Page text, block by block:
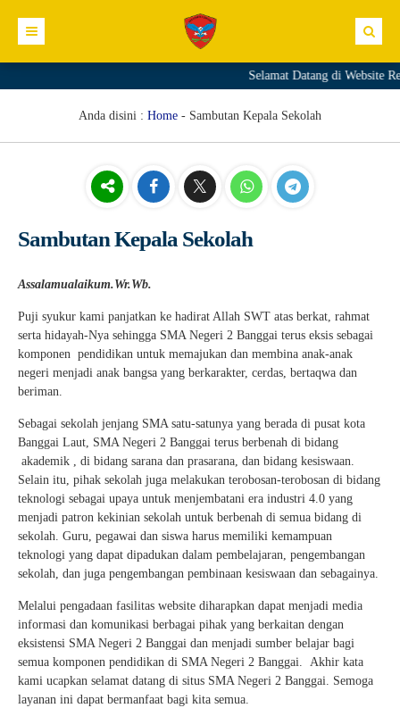
Sambutan Kepala Sekolah
Sejarah Sekolah
Visi Sekolah
Struktur Organisasi
Komite Sekolah
Fasilitas
GTK
Kurikulum
Materi+Tugas
Galeri
Ekskul
Pengumuman
Agenda
Blog
Editorial
Link
E.GTK
Dapodik PTK
SIM PKB
Merdeka Mengajar
Guru Belajar
Guru Berbagi
Info Gtk
Selamat Datang di Website
Anda disini : Home - Sambutan Kepala Sekolah
Sambutan Kepala Sekolah
Assalamualaikum.Wr.Wb.
Puji syukur kami panjatkan ke hadirat Allah SWT atas berkat, rahmat
serta hidayah-Nya sehingga SMA Negeri 2 Banggai terus eksis sebagai
komponen pendidikan untuk memajukan dan membina anak-anak
negeri menjadi anak bangsa yang berkarakter, cerdas, bertaqwa dan
beriman.
Sebagai sekolah jenjang SMA satu-satunya yang berada di pusat kota
Banggai Laut, SMA Negeri 2 Banggai terus berbenah di bidang
akademik , di bidang sarana dan prasarana, dan bidang kesiswaan.
Selain itu, pihak sekolah juga melakukan terobosan-terobosan di bidang
teknologi sebagai upaya untuk menjembatani era industri 4.0 yang
menjadi patron kekinian sekolah untuk berbenah di semua bidang di
sekolah. Guru, pegawai dan siswa harus memiliki kemampuan
teknologi yang dapat dipadukan dalam pembelajaran, pengembangan
sekolah, dan juga pengembangan pembinaan kesiswaan dan sebagainya.
Melalui pengadaan fasilitas website diharapkan dapat menjadi media
informasi dan komunikasi berbagai pihak yang berkaitan dengan
eksistensi SMA Negeri 2 Banggai dan menjadi sumber belajar bagi
semua komponen pendidikan di SMA Negeri 2 Banggai. Akhir kata
kami ucapkan selamat datang di situs SMA Negeri 2 Banggai. Semoga
layanan ini dapat bermanfaat bagi kita semua.